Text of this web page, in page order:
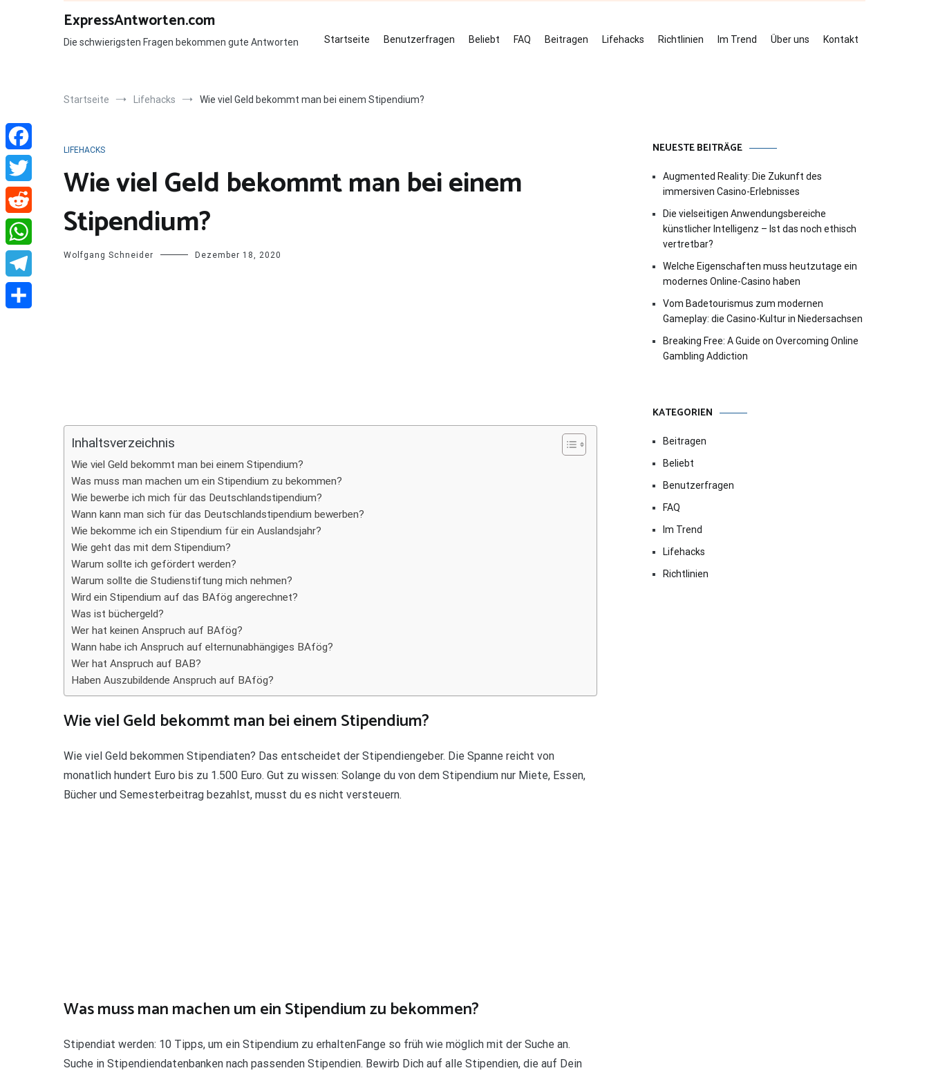
ExpressAntworten.com
Die schwierigsten Fragen bekommen gute Antworten Startseite Benutzerfragen Beliebt FAQ Beitragen Lifehacks Richtlinien Im Trend Über uns Kontakt
Startseite Lifehacks Wie viel Geld bekommt man bei einem Stipendium?
LIFEHACKS
Wie viel Geld bekommt man bei einem
Stipendium?
Wolfgang Schneider Dezember 18, 2020
Inhaltsverzeichnis
Wie viel Geld bekommt man bei einem Stipendium?
Was muss man machen um ein Stipendium zu bekommen?
Wie bewerbe ich mich für das Deutschlandstipendium?
Wann kann man sich für das Deutschlandstipendium bewerben?
Wie bekomme ich ein Stipendium für ein Auslandsjahr?
Wie geht das mit dem Stipendium?
Warum sollte ich gefördert werden?
Warum sollte die Studienstiftung mich nehmen?
Wird ein Stipendium auf das BAfög angerechnet?
Was ist büchergeld?
Wer hat keinen Anspruch auf BAfög?
Wann habe ich Anspruch auf elternunabhängiges BAfög?
Wer hat Anspruch auf BAB?
Haben Auszubildende Anspruch auf BAfög?
Wie viel Geld bekommt man bei einem Stipendium?
Wie viel Geld bekommen Stipendiaten? Das entscheidet der Stipendiengeber. Die Spanne reicht von
monatlich hundert Euro bis zu 1.500 Euro. Gut zu wissen: Solange du von dem Stipendium nur Miete, Essen,
Bücher und Semesterbeitrag bezahlst, musst du es nicht versteuern.
Was muss man machen um ein Stipendium zu bekommen?
Stipendiat werden: 10 Tipps, um ein Stipendium zu erhaltenFange so früh wie möglich mit der Suche an.
Suche in Stipendiendatenbanken nach passenden Stipendien. Bewirb Dich auf alle Stipendien, die auf Dein
NEUESTE BEITRÄGE
Augmented Reality: Die Zukunft des
immersiven Casino-Erlebnisses
Die vielseitigen Anwendungsbereiche
künstlicher Intelligenz – Ist das noch ethisch
vertretbar?
Welche Eigenschaften muss heutzutage ein
modernes Online-Casino haben
Vom Badetourismus zum modernen
Gameplay: die Casino-Kultur in Niedersachsen
Breaking Free: A Guide on Overcoming Online
Gambling Addiction
KATEGORIEN
Beitragen
Beliebt
Benutzerfragen
FAQ
Im Trend
Lifehacks
Richtlinien
Facebook
Twitter
Reddit
WhatsApp
Telegram